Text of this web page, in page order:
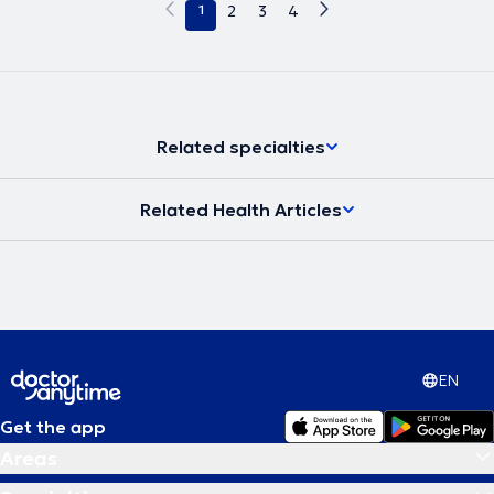
1 2 3 4
Related specialties
Related Health Articles
EN
Get the app